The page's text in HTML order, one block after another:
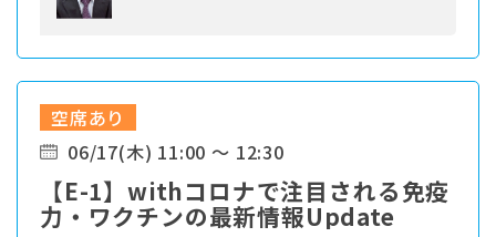
空席あり
06/17(木) 11:00 ～ 12:30
【E-1】withコロナで注目される免疫
力・ワクチンの最新情報Update